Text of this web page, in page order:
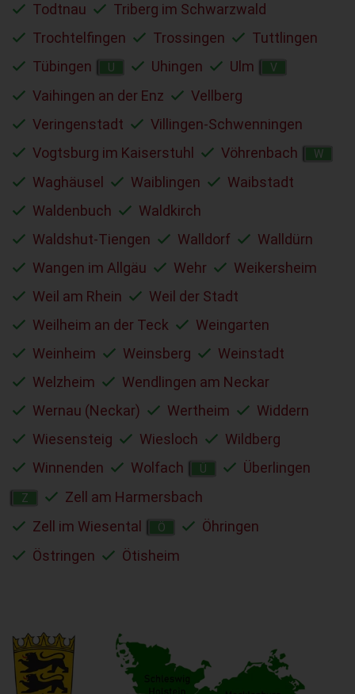
Todtnau
Triberg im Schwarzwald
Trochtelfingen
Trossingen
Tuttlingen
Tübingen
U Uhingen Ulm V
Vaihingen an der Enz
Vellberg
Veringenstadt
Villingen-Schwenningen
Vogtsburg im Kaiserstuhl
Vöhrenbach W
Waghäusel Waiblingen
Waibstadt
Waldenbuch
Waldkirch
Waldshut-Tiengen
Walldorf
Walldürn
Wangen im Allgäu
Wehr
Weikersheim
Weil am Rhein
Weil der Stadt
Weilheim an der Teck
Weingarten
Weinheim
Weinsberg
Weinstadt
Welzheim
Wendlingen am Neckar
Wernau (Neckar)
Wertheim
Widdern
Wiesensteig
Wiesloch
Wildberg
Winnenden
Wolfach Ü Überlingen
Z
Zell am Harmersbach
Zell im Wiesental
Ö
Öhringen
Östringen
Ötisheim